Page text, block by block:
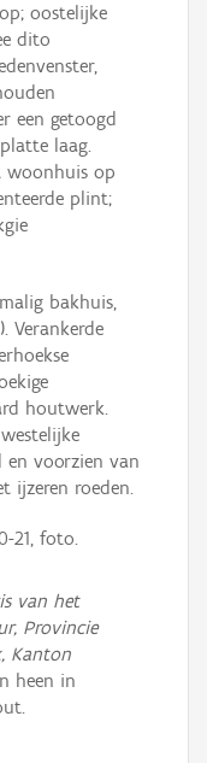
oostelijke
dito
een getoogd
laag.
woonhuis op
plint;
bakhuis,
Verankerde
houtwerk.
voorzien van
ijzeren roeden.
21, foto.
van het
Provincie
Kanton
heen in